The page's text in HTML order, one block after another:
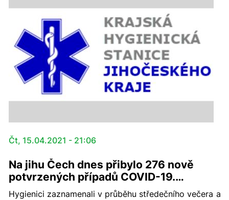
nákladům za dobu trvání smlouvy bylo dosaženo
finanční úspory ve výši cca 1 miliardy korun.
Čt, 15.04.2021 - 21:06
Na jihu Čech dnes přibylo 276 nově
potvrzených případů COVID-19.
Pozitivita ve školách je minimální
Hygienici zaznamenali v průběhu středečního večera a